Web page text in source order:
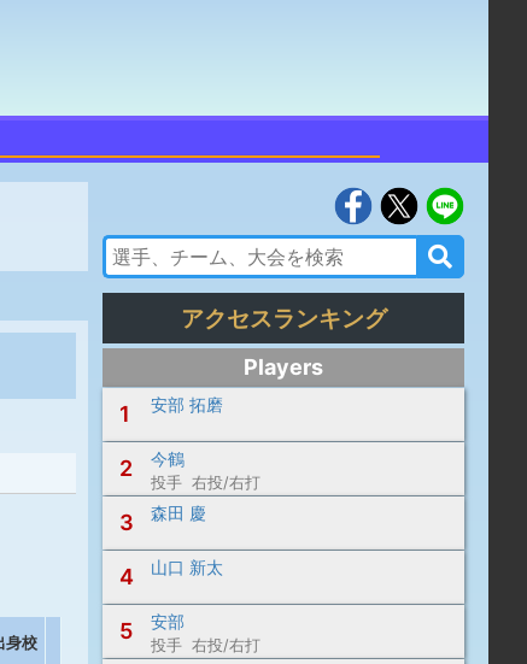
身校
アクセスランキング
Players
1
安部 拓磨
2 今鶴
投手 右投/右打
3 森田 慶
4 山口 新太
5 安部
投手 右投/右打